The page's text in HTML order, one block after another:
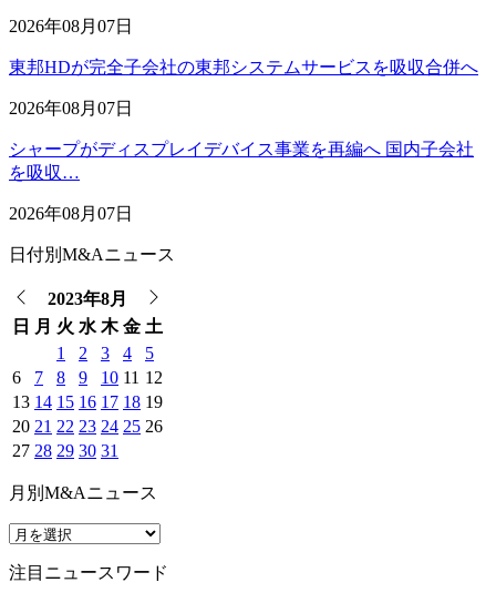
2026年08月07日
東邦HDが完全子会社の東邦システムサービスを吸収合併へ
2026年08月07日
シャープがディスプレイデバイス事業を再編へ 国内子会社
を吸収…
2026年08月07日
日付別M&Aニュース
2023年8月
日 月 火 水 木 金 土
1
2 3 4
5
6
7 8 9 10 11 12
13 14 15 16 17 18 19
20 21 22 23 24 25 26
27 28 29 30 31
月別M&Aニュース
注目ニュースワード